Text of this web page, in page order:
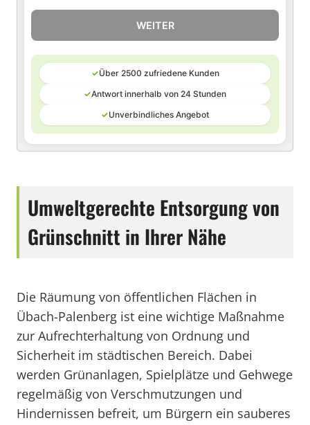
WEITER
✓Über 2500 zufriedene Kunden
✓Antwort innerhalb von 24 Stunden
✓Unverbindliches Angebot
Umweltgerechte Entsorgung von
Grünschnitt in Ihrer Nähe
Die Räumung von öffentlichen Flächen in
Übach-Palenberg ist eine wichtige Maßnahme
zur Aufrechterhaltung von Ordnung und
Sicherheit im städtischen Bereich. Dabei
werden Grünanlagen, Spielplätze und Gehwege
regelmäßig von Verschmutzungen und
Hindernissen befreit, um Bürgern ein sauberes